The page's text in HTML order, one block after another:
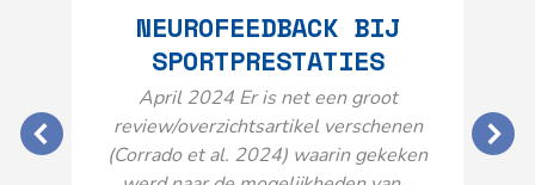
NEUROFEEDBACK BIJ
SPORTPRESTATIES
April 2024 Er is net een groot
review/overzichtsartikel verschenen
(Corrado et al. 2024) waarin gekeken